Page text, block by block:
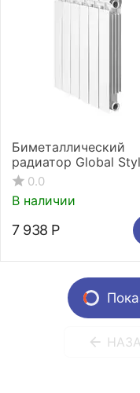
Биметаллический
радиатор Global
Extra 500 5 секций
0.0
В наличии
7 938 Р